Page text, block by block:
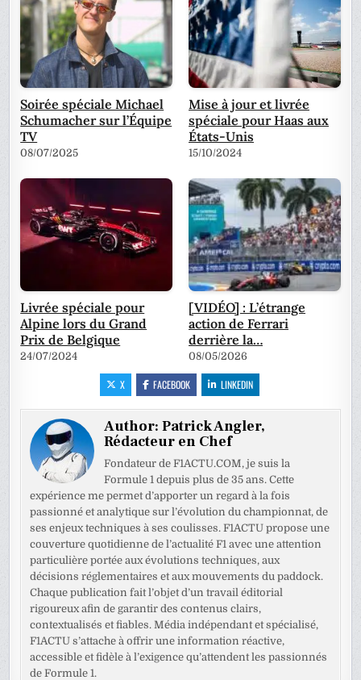
Soirée spéciale Michael
Schumacher sur l’Équipe
TV
08/07/2025
Mise à jour et livrée
spéciale pour Haas aux
États-Unis
15/10/2024
Livrée spéciale pour
Alpine lors du Grand
Prix de Belgique
24/07/2024
[VIDÉO] : L’étrange
action de Ferrari
derrière la…
08/05/2026
X FACEBOOK LINKEDIN
Author:Patrick Angler,
Rédacteur en Chef
Fondateur de F1ACTU.COM, je suis la
Formule 1 depuis plus de 35 ans. Cette
expérience me permet d’apporter un regard à la fois
passionné et analytique sur l’évolution du championnat, de
ses enjeux techniques à ses coulisses. F1ACTU propose une
couverture quotidienne de l’actualité F1 avec une attention
particulière portée aux évolutions techniques, aux
décisions réglementaires et aux mouvements du paddock.
Chaque publication fait l’objet d’un travail éditorial
rigoureux afin de garantir des contenus clairs,
contextualisés et fiables. Média indépendant et spécialisé,
F1ACTU s’attache à offrir une information réactive,
accessible et fidèle à l’exigence qu’attendent les passionnés
de Formule 1.